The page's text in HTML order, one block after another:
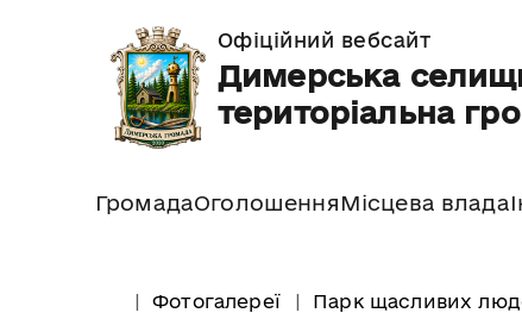
Офіційний вебсайт
Димерська
територіальна
ГромадаОголошення Місцева влада
Фотогалереї Парк щасливих